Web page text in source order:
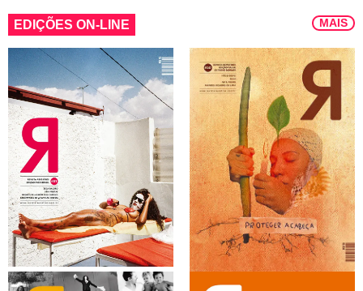
EDIÇÕES ON-LINE MAIS